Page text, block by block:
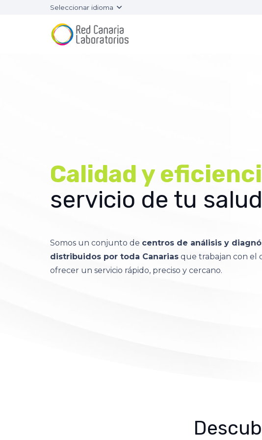
Seleccionar idioma
Calidad y
servicio de tu salud
Somos un conjunto de centros de análisis y
distribuidos por toda Canarias que trabajan con el
ofrecer un servicio rápido, preciso y cercano.